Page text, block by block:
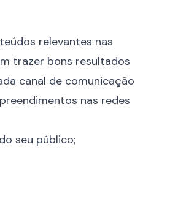
relevantes nas
trazer bons resultados
canal de comunicação
nas redes
seu público;